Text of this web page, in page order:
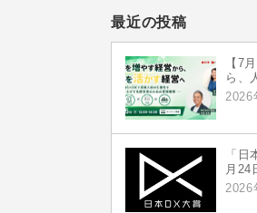
最近の投稿
【7
ら、
2026
「
月24
2026